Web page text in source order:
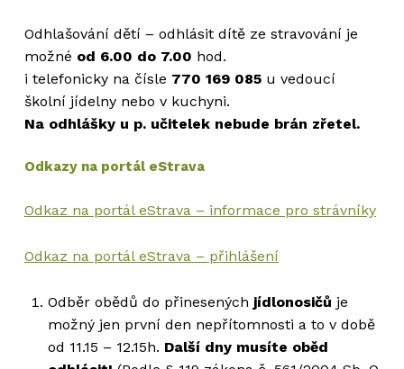
Odhlašování dětí – odhlásit dítě ze stravování je
možné od 6.00 do 7.00 hod.
i telefonicky na čísle 770 169 085u vedoucí
školní jídelny nebo v kuchyni.
Na odhlášky u p. učitelek nebude brán zřetel.
Odkazy na portál eStrava
Odkaz na portál eStrava – informace pro strávníky
Odkaz na portál eStrava – přihlášení
Odběr obědů do přinesených jídlonosičů je
možný jen první den nepřítomnosti a to v době
od 11.15 – 12.15h. Další dny musíte oběd